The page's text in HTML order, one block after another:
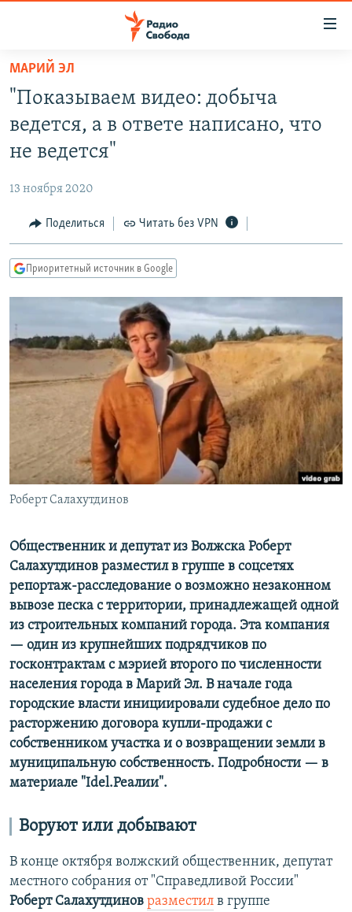
упрощенного
доступа
основному
Вернутся
Вернутся
ПРОГРАММЫ
АВТОРСКИЕ ПРОЕКТЫ
МНЕНИЯ
КУЛЬТУРА
КАВКАЗ.РЕАЛИИ
СИБИРЬ.РЕАЛИИ
РАСПИСАНИЕ ВЕЩАНИЯ
ПОДПИШИТЕСЬ НА РАССЫЛКУ
СОЦИАЛЬНЫЕ СЕТИ
Все сайты РСЕ/РС
МАРИЙ ЭЛ
"Показываем видео: добыча
ведется, а в ответе написано, что
не ведется"
13 ноября 2020
Поделиться Читать без VPN
Приоритетный источник в Google
Роберт Салахутдинов
Общественник и депутат из Волжска Роберт
Салахутдинов разместил в группе в соцсетях
репортаж-расследование о возможно незаконном
вывозе песка с территории, принадлежащей одной
из строительных компаний города. Эта компания
— один из крупнейших подрядчиков по
госконтрактам с мэрией второго по численности
населения города в Марий Эл. В начале года
городские власти инициировали судебное дело по
расторжению договора купли-продажи с
собственником участка и о возвращении земли в
муниципальную собственность. Подробности — в
материале "Idel.Реалии".
Воруют или добывают
В конце октября волжский общественник, депутат
местного собрания от "Справедливой России"
Роберт Салахутдинов разместил в группе